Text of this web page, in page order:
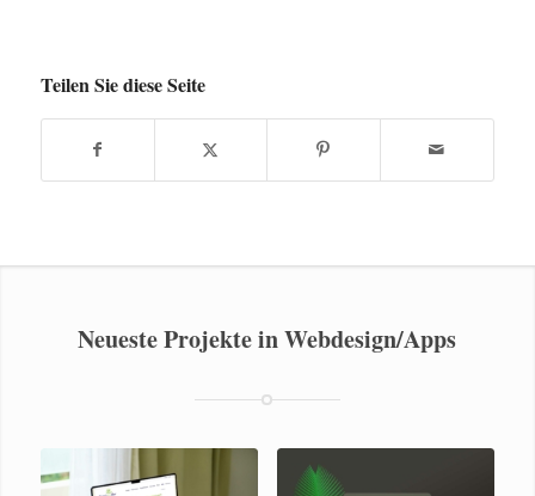
Teilen Sie diese Seite
Neueste Projekte in Webdesign/Apps